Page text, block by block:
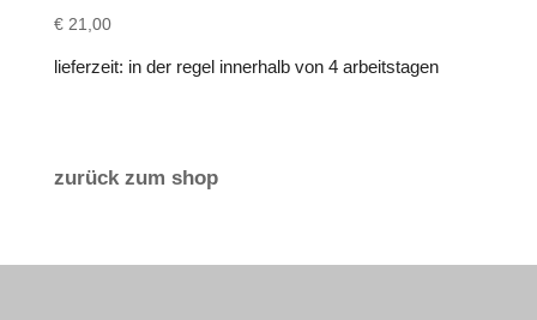
€21,00
lieferzeit: in der regel innerhalb von 4 arbeitstagen
zurück zum shop